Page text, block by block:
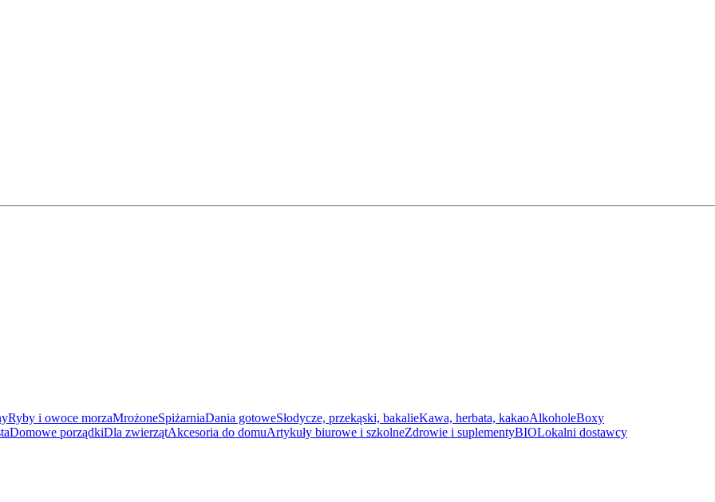
Ryby i owoce morzaMrożoneSpiżarniaDania gotoweSłodycze, przekąski, bakalieKawa, herbata, kakaoAlkoholeBoxy
Domowe porządkiDla zwierzątAkcesoria do domuArtykuły biurowe i szkolneZdrowie i suplementyBIOLokalni dostawcy